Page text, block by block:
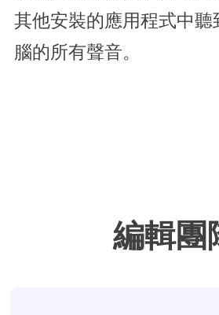
其他安裝的應用程式中聽
腦的所有聲音。
編輯團